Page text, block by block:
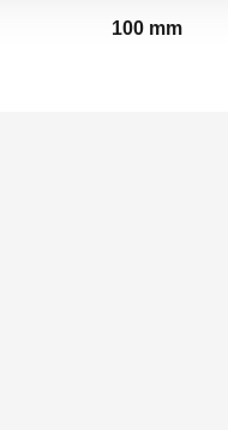
100 mm